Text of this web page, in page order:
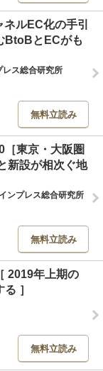
ルEC化の手引
BtoBとECがも
レス総合研究所
無料立読み
［東京・大阪圏
新設が相次ぐ地
インプレス総合研究所
無料立読み
2019年上期の
］
無料立読み